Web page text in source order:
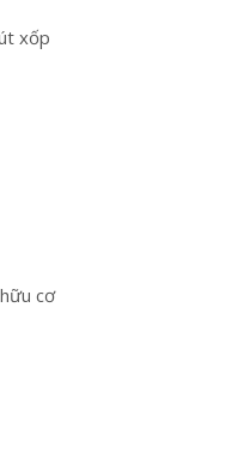
xốp
cơ